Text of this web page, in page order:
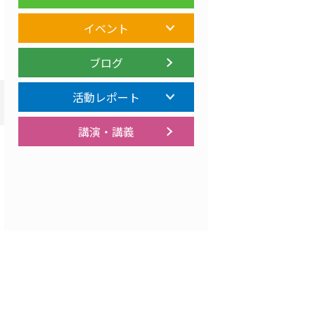
イベント
ブログ
活動レポート
講演・講義